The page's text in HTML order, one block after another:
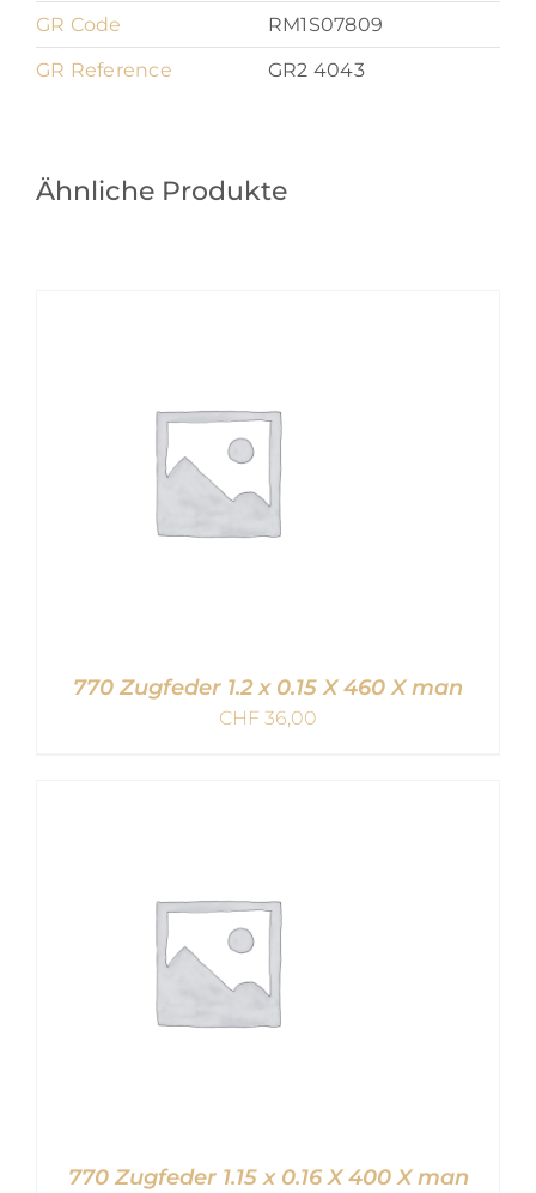
GR Code
RM1S07809
GR Reference
GR2 4043
Ähnliche Produkte
770 Zugfeder 1.2 x 0.15 X 460 X man
CHF 36,00
770 Zugfeder 1.15 x 0.16 X 400 X man